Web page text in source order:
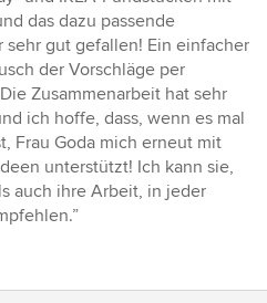
das dazu passende
sehr gut gefallen! Ein einfacher
der Vorschläge per
Zusammenarbeit hat sehr
ich hoffe, dass, wenn es mal
Frau Goda mich erneut mit
unterstützt! Ich kann sie,
auch ihre Arbeit, in jeder